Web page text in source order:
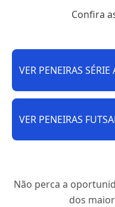
Confira
VER PENEIRAS SÉRIE
VER PENEIRAS
Não perca a
dos